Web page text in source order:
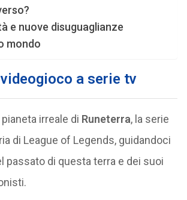
e nuove disuguaglianze
mondo
a serie tv
irreale di Runeterra, la serie
di League of Legends, guidandoci
passato di questa terra e dei suoi